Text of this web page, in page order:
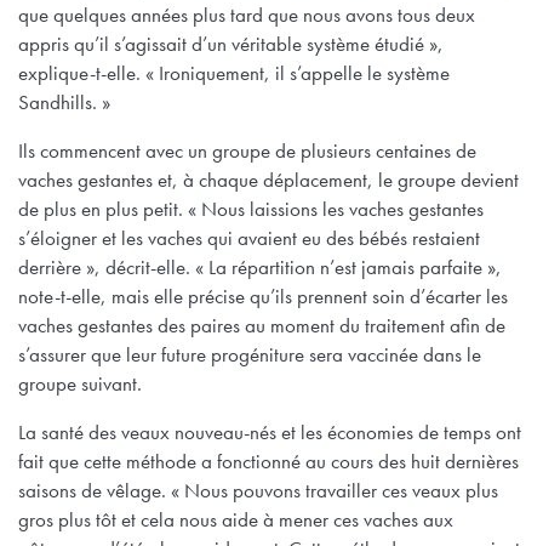
que quelques années plus tard que nous avons tous deux
appris qu’il s’agissait d’un véritable système étudié »,
explique-t-elle. « Ironiquement, il s’appelle le système
Sandhills. »
Ils commencent avec un groupe de plusieurs centaines de
vaches gestantes et, à chaque déplacement, le groupe devient
de plus en plus petit. « Nous laissions les vaches gestantes
s’éloigner et les vaches qui avaient eu des bébés restaient
derrière », décrit-elle. « La répartition n’est jamais parfaite »,
note-t-elle, mais elle précise qu’ils prennent soin d’écarter les
vaches gestantes des paires au moment du traitement afin de
s’assurer que leur future progéniture sera vaccinée dans le
groupe suivant.
La santé des veaux nouveau-nés et les économies de temps ont
fait que cette méthode a fonctionné au cours des huit dernières
saisons de vêlage. « Nous pouvons travailler ces veaux plus
gros plus tôt et cela nous aide à mener ces vaches aux